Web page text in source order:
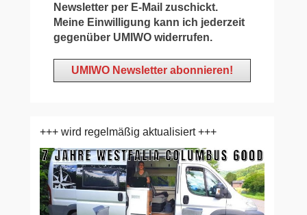
Newsletter per E-Mail zuschickt.
Meine Einwilligung kann ich jederzeit
gegenüber UMIWO widerrufen.
+++ wird regelmäßig aktualisiert +++